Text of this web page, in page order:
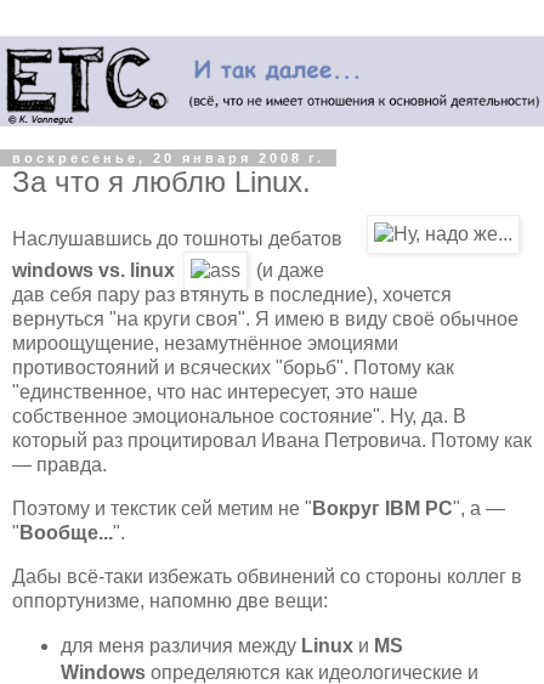
воскресенье, 20 января 2008 г.
За что я люблю Linux.
Наслушавшись до тошноты дебатов
windows vs. linux
(и даже
дав себя пару раз втянуть в последние), хочется
вернуться "на круги своя". Я имею в виду своё обычное
мироощущение, незамутнённое эмоциями
противостояний и всяческих "борьб". Потому как
"единственное, что нас интересует, это наше
собственное эмоциональное состояние". Ну, да. В
который раз процитировал Ивана Петровича. Потому как
— правда.
Поэтому и текстик сей метим не " Вокруг IBM PC", а —
" Вообще...".
Дабы всё-таки избежать обвинений со стороны коллег в
оппортунизме, напомню две вещи:
для меня различия между Linuxи MS
Windowsопределяются как идеологические и